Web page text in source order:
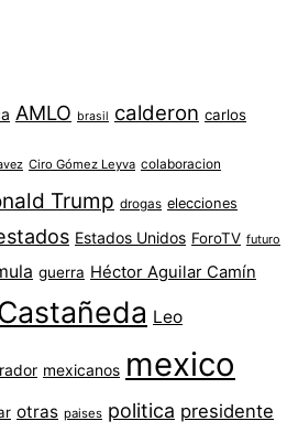
AMLO brasil calderon carlos
Ciro Gómez Leyva colaboracion
Trump drogas elecciones
Estados Unidos ForoTV futuro
guerra Héctor Aguilar Camín
Leo
mexicanos mexico
otras paises politica presidente